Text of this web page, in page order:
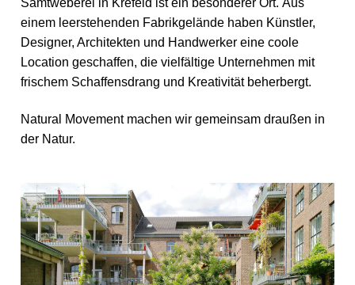
einem leerstehenden Fabrikgelände haben Künstler,
Designer, Architekten und Handwerker eine coole
Location geschaffen, die vielfältige Unternehmen mit
frischem Schaffensdrang und Kreativität beherbergt.
Natural Movement machen wir gemeinsam draußen in
der Natur.